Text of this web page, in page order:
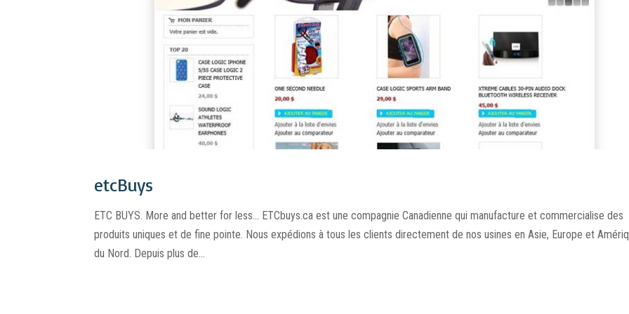
etcBuys
ETC BUYS. More and better for less… ETCbuys.ca est une compagnie Canadienne qui manufacture et commercialise des
produits uniques et de fine pointe. Nous expédions à tous les clients directement de nos usines en Asie, Europe et
du Nord. Depuis plus de...